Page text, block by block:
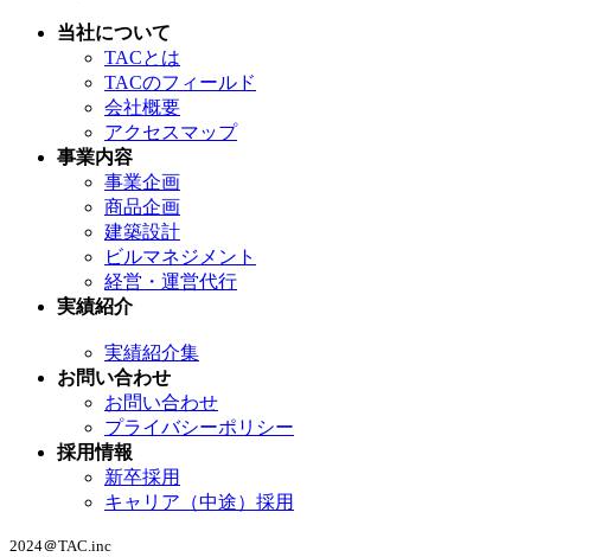
当社について
TACとは
TACのフィールド
会社概要
アクセスマップ
事業内容
事業企画
商品企画
建築設計
ビルマネジメント
経営・運営代行
実績紹介
実績紹介集
お問い合わせ
お問い合わせ
プライバシーポリシー
採用情報
新卒採用
キャリア（中途）採用
2024＠TAC.inc